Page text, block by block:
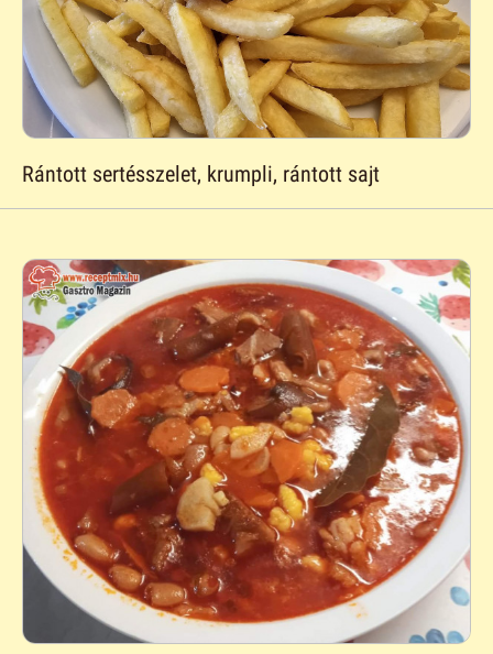
Rántott sertésszelet, krumpli, rántott sajt